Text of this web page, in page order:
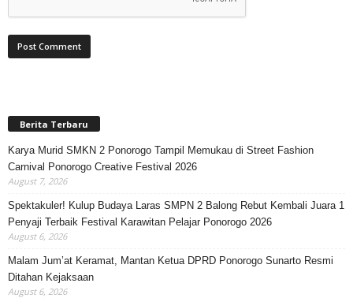
Berita Terbaru
Karya Murid SMKN 2 Ponorogo Tampil Memukau di Street Fashion
Carnival Ponorogo Creative Festival 2026
August 7, 2026
Spektakuler! Kulup Budaya Laras SMPN 2 Balong Rebut Kembali Juara 1
Penyaji Terbaik Festival Karawitan Pelajar Ponorogo 2026
August 6, 2026
Malam Jum’at Keramat, Mantan Ketua DPRD Ponorogo Sunarto Resmi
Ditahan Kejaksaan
August 6, 2026